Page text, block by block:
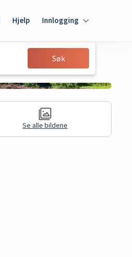
Hjelp Innlogging
Innlogging
Gjest
Søk
Se alle bildene